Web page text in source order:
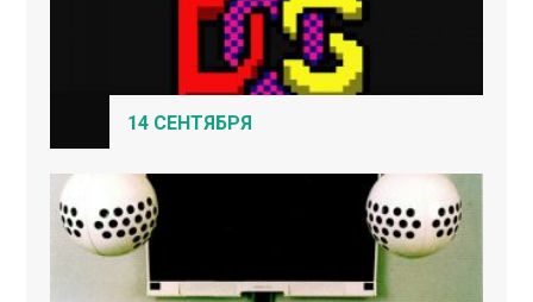
14 СЕНТЯБРЯ